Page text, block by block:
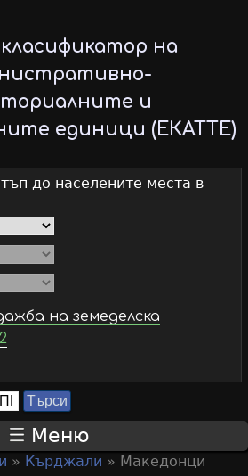
на
и
единици (ЕКАТТЕ)
до населените места в
на земеделска
Меню
» Кърджали » Македонци